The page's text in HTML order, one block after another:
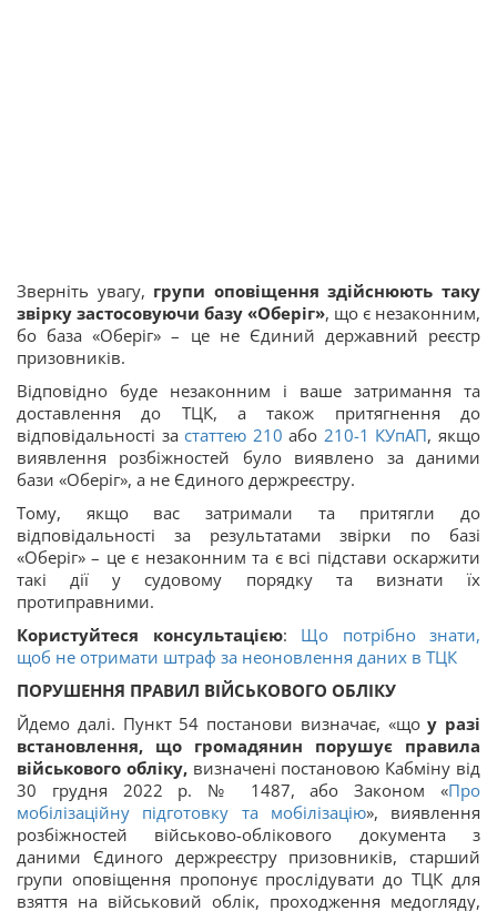
Зверніть увагу, групи оповіщення здійснюють таку
звірку застосовуючи базу «Оберіг», що є незаконним,
бо база «Оберіг» – це не Єдиний державний реєстр
призовників.
Відповідно буде незаконним і ваше затримання та
доставлення до ТЦК, а також притягнення до
відповідальності застаттею 210 або 210-1 КУпАП, якщо
виявлення розбіжностей було виявлено за даними
бази «Оберіг», а не Єдиного держреєстру.
Тому, якщо вас затримали та притягли до
відповідальності за результатами звірки по базі
«Оберіг» – це є незаконним та є всі підстави оскаржити
такі дії у судовому порядку та визнати їх
протиправними.
Користуйтеся консультацією: Що потрібно знати,
щоб не отримати штраф за неоновлення даних в ТЦК
ПОРУШЕННЯ ПРАВИЛ ВІЙСЬКОВОГО ОБЛІКУ
Йдемо далі. Пункт 54 постанови визначає, «щоу разі
встановлення, що громадянин порушує правила
військового обліку,визначені постановою Кабміну від
30 грудня 2022 р. № 1487, або Законом «Про
мобілізаційну підготовку та мобілізацію», виявлення
розбіжностей військово-облікового документа з
даними Єдиного держреєстру призовників, старший
групи оповіщення пропонує прослідувати до ТЦК для
взяття на військовий облік, проходження медогляду,